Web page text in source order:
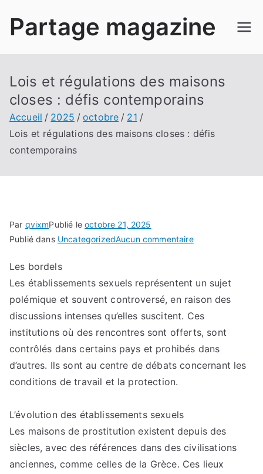
Partage magazine
Lois et régulations des maisons
closes : défis contemporains
Accueil 2025 octobre
21
Lois et régulations des maisons closes : défis
contemporains
Par qvixmPublié leoctobre 21, 2025
Publié dans UncategorizedAucun commentairesur
régulations
des
maisons
défis
contemporains
Les bordels
Les établissements sexuels représentent un sujet
polémique et souvent controversé, en raison des
discussions intenses qu’elles suscitent. Ces
institutions où des rencontres sont offerts, sont
contrôlés dans certains pays et prohibés dans
d’autres. Ils sont au centre de débats concernant les
conditions de travail et la protection.
L’évolution des établissements sexuels
Les maisons de prostitution existent depuis des
siècles, avec des références dans des civilisations
anciennes, comme celles de la Grèce. Ces lieux